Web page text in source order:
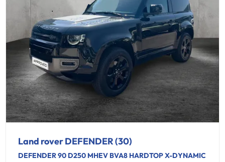
Land rover DEFENDER (30)
DEFENDER 90 D250 MHEV BVA8 HARDTOP X-DYNAMIC